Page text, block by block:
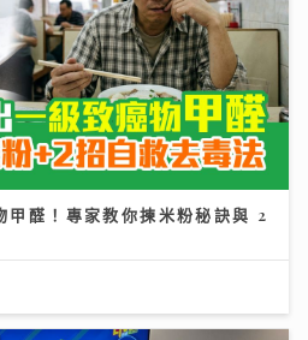
甲醛！專家教你揀米粉秘訣與 2